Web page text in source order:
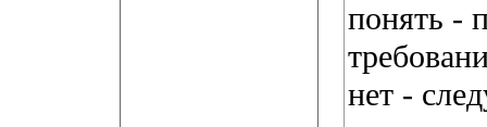
понять -
нет -